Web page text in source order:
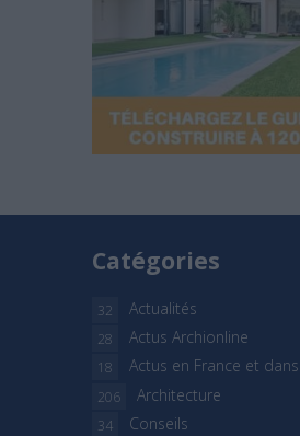
Catégories
Actualités
32
Actus Archionline
28
Actus en France et
18
Architecture
206
Conseils
34